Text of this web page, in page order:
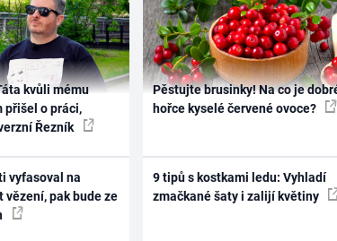
kvůli mému
přišel o práci,
Řezník
vyfasoval na
vězení, pak bude ze
Pěstujte brusinky! Na co je
hořce kyselé červené ovoce?
9 tipů s kostkami ledu: Vyhladí
zmačkané šaty i zalijí květiny